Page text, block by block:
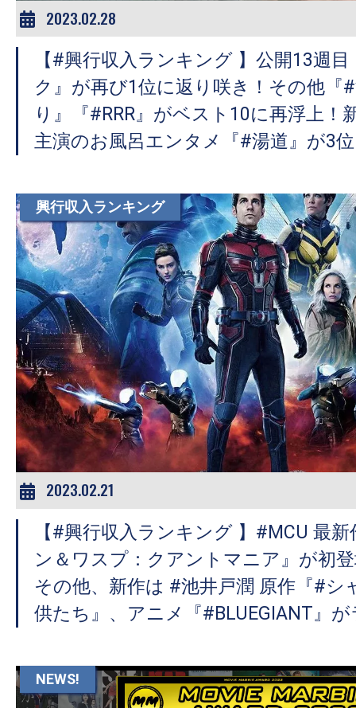
2023.02.28
【#興行収入ランキング 】公開13週
ク』が再び1位に返り咲き！その他『
り』『#RRR』がベスト10に再浮上！
主演のお風呂エンタメ『#湯道』が3
興行収入ランキング
2023.02.21
【#興行収入ランキング 】#MCU 最
ン＆ワスプ：クアントマニア』が初
その他、新作は #池井戸潤 原作『#シ
供たち』、アニメ『#BLUEGIANT』
NEWS!